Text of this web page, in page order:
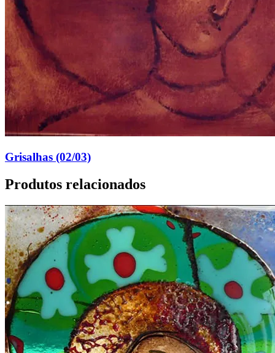
Grisalhas (02/03)
Produtos relacionados